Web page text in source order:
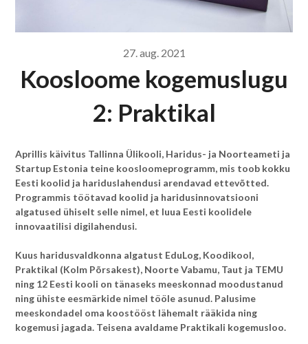
27. aug. 2021
Koosloome kogemuslugu
2: Praktikal
Aprillis käivitus Tallinna Ülikooli, Haridus- ja Noorteameti ja
Startup Estonia teine koosloomeprogramm, mis toob kokku
Eesti koolid ja hariduslahendusi arendavad ettevõtted.
Programmis töötavad koolid ja haridusinnovatsiooni
algatused ühiselt selle nimel, et luua Eesti koolidele
innovaatilisi digilahendusi.
Kuus haridusvaldkonna algatust EduLog, Koodikool,
Praktikal (Kolm Põrsakest), Noorte Vabamu, Taut ja TEMU
ning 12 Eesti kooli on tänaseks meeskonnad moodustanud
ning ühiste eesmärkide nimel tööle asunud. Palusime
meeskondadel oma koostööst lähemalt rääkida ning
kogemusi jagada. Teisena avaldame Praktikali kogemusloo.